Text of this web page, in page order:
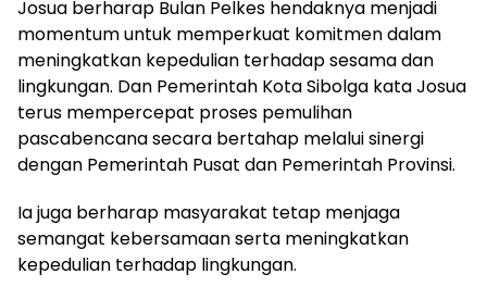
Josua berharap Bulan Pelkes hendaknya menjadi
momentum untuk memperkuat komitmen dalam
meningkatkan kepedulian terhadap sesama dan
lingkungan. Dan Pemerintah Kota Sibolga kata Josua
terus mempercepat proses pemulihan
pascabencana secara bertahap melalui sinergi
dengan Pemerintah Pusat dan Pemerintah Provinsi.
Ia juga berharap masyarakat tetap menjaga
semangat kebersamaan serta meningkatkan
kepedulian terhadap lingkungan.